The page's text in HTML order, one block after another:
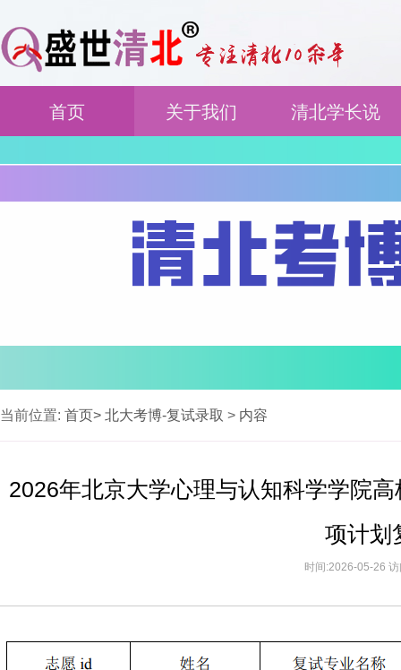
首页 关于我们 清北学长说
当前位置: 首页> 北大考博-复试录取 > 内容
2026年北京大学心理与认知科学学院
项计划
时间:2026-05-26